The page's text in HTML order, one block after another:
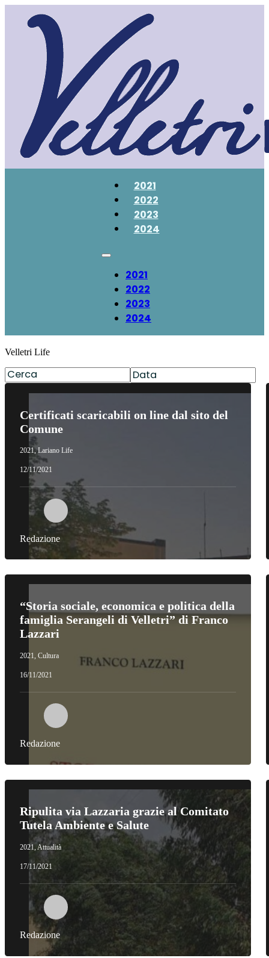
2021
2022
2023
2024
2021
2022
2023
2024
Velletri Life
Certificati scaricabili on line dal sito del
Comune
2021,Lariano Life
12/11/2021
Redazione
“Storia sociale, economica e politica della
famiglia Serangeli di Velletri” di Franco
Lazzari
2021, Cultura
16/11/2021
Redazione
Ripulita via Lazzaria grazie al Comitato
Tutela Ambiente e Salute
2021,Attualità
17/11/2021
Redazione